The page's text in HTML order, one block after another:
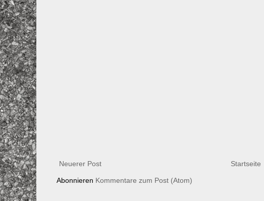
Neuerer Post Startseite
Abonnieren Kommentare zum Post (Atom)